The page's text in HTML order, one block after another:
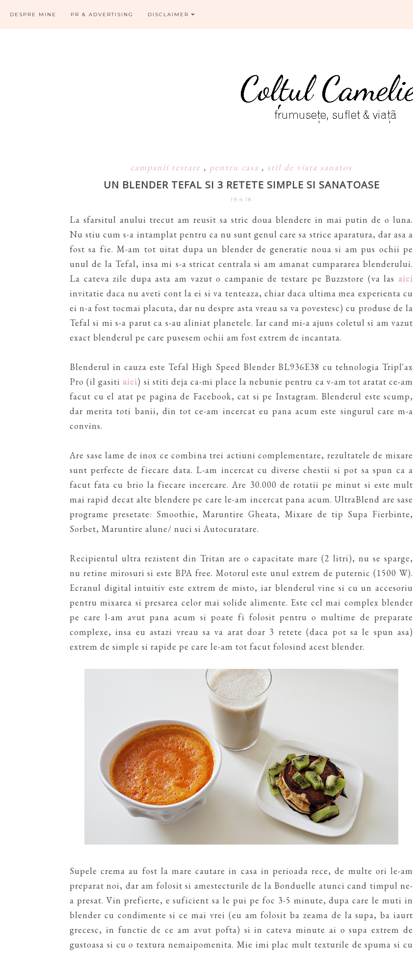
DESPRE MINE PR & ADVERTISING DISCLAIMER
campanii testare , pentru casa , stil de viata sanatos
UN BLENDER TEFAL SI 3 RETETE SIMPLE SI SANATOASE
19.4.18
La sfarsitul anului trecut am reusit sa stric doua blendere in mai putin de o luna.
Nu stiu cum s-a intamplat pentru ca nu sunt genul care sa strice aparatura, dar asa a
fost sa fie. M-am tot uitat dupa un blender de generatie noua si am pus ochii pe
unul de la Tefal, insa mi s-a stricat centrala si am amanat cumpararea blenderului.
La cateva zile dupa asta am vazut o campanie de testare pe Buzzstore (va las aici
invitatie daca nu aveti cont la ei si va tenteaza, chiar daca ultima mea experienta cu
ei n-a fost tocmai placuta, dar nu despre asta vreau sa va povestesc) cu produse de la
Tefal si mi s-a parut ca s-au aliniat planetele. Iar cand mi-a ajuns coletul si am vazut
exact blenderul pe care pusesem ochii am fost extrem de incantata.
Blenderul in cauza este Tefal High Speed Blender BL936E38 cu tehnologia Tripl'ax
Pro (il gasiti aici) si stiti deja ca-mi place la nebunie pentru ca v-am tot aratat ce-am
facut cu el atat pe pagina de Facebook, cat si pe Instagram. Blenderul este scump,
dar merita toti banii, din tot ce-am incercat eu pana acum este singurul care m-a
convins.
Are sase lame de inox ce combina trei actiuni complementare, rezultatele de mixare
sunt perfecte de fiecare data. L-am incercat cu diverse chestii si pot sa spun ca a
facut fata cu brio la fiecare incercare. Are 30.000 de rotatii pe minut si este mult
mai rapid decat alte blendere pe care le-am incercat pana acum. UltraBlend are sase
programe presetate: Smoothie, Maruntire Gheata, Mixare de tip Supa Fierbinte,
Sorbet, Maruntire alune/ nuci si Autocuratare.
Recipientul ultra rezistent din Tritan are o capacitate mare (2 litri), nu se sparge,
nu retine mirosuri si este BPA free. Motorul este unul extrem de puternic (1500 W).
Ecranul digital intuitiv este extrem de misto, iar blenderul vine si cu un accesoriu
pentru mixarea si presarea celor mai solide alimente. Este cel mai complex blender
pe care l-am avut pana acum si poate fi folosit pentru o multime de preparate
complexe, insa eu astazi vreau sa va arat doar 3 retete (daca pot sa le spun asa)
extrem de simple si rapide pe care le-am tot facut folosind acest blender.
Supele crema au fost la mare cautare in casa in perioada rece, de multe ori le-am
preparat noi, dar am folosit si amestecturile de la Bonduelle atunci cand timpul ne-
a presat. Vin prefierte, e suficient sa le pui pe foc 3-5 minute, dupa care le muti in
blender cu condimente si ce mai vrei (eu am folosit ba zeama de la supa, ba iaurt
grecesc, in functie de ce am avut pofta) si in cateva minute ai o supa extrem de
gustoasa si cu o textura nemaipomenita. Mie imi plac mult texturile de spuma si cu